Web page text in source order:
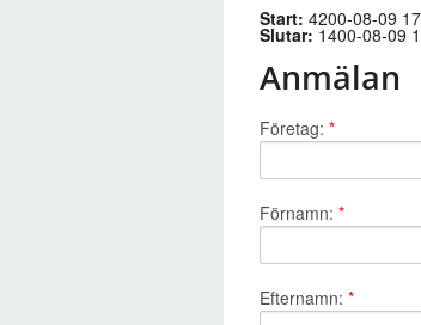
Start: 4200-08-09
Slutar: 1400-08-09
Anmälan
Företag: *
Förnamn: *
Efternamn: *